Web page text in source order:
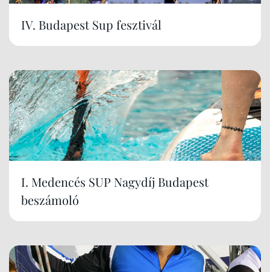
IV. Budapest Sup fesztivál
I. Medencés SUP Nagydíj Budapest
beszámoló